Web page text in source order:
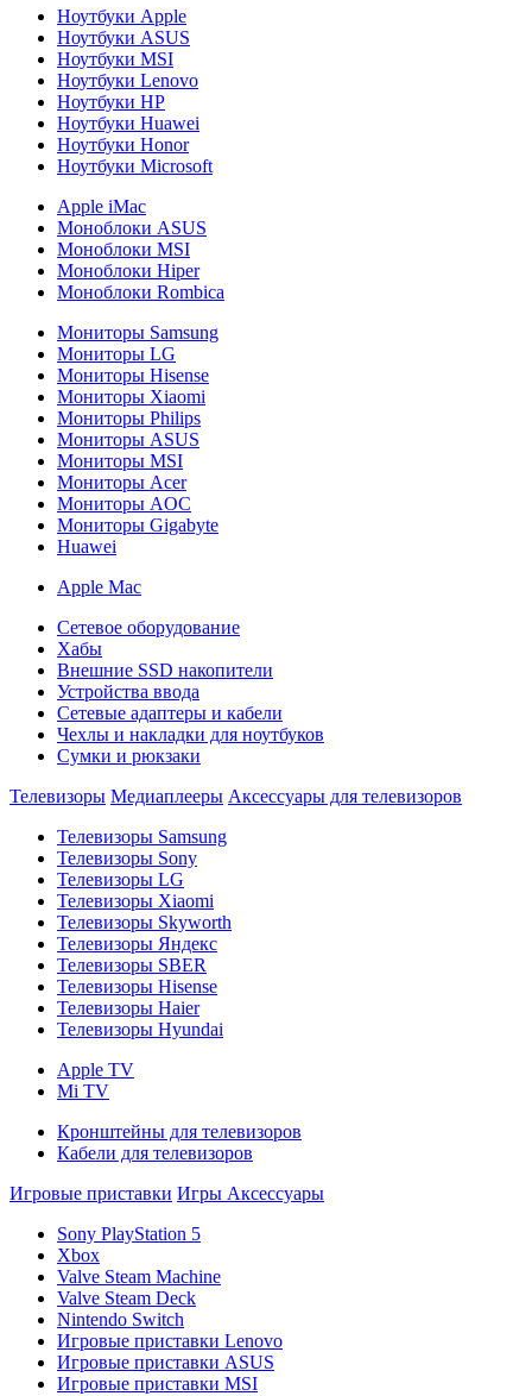
Ноутбуки Apple
Ноутбуки ASUS
Ноутбуки MSI
Ноутбуки Lenovo
Ноутбуки HP
Ноутбуки Huawei
Ноутбуки Honor
Ноутбуки Microsoft
Apple iMac
Моноблоки ASUS
Моноблоки MSI
Моноблоки Hiper
Моноблоки Rombica
Мониторы Samsung
Мониторы LG
Мониторы Hisense
Мониторы Xiaomi
Мониторы Philips
Мониторы ASUS
Мониторы MSI
Мониторы Acer
Мониторы AOC
Мониторы Gigabyte
Huawei
Apple Mac
Сетевое оборудование
Хабы
Внешние SSD накопители
Устройства ввода
Сетевые адаптеры и кабели
Чехлы и накладки для ноутбуков
Сумки и рюкзаки
Телевизоры Медиаплееры Аксессуары для телевизоров
Телевизоры Samsung
Телевизоры Sony
Телевизоры LG
Телевизоры Xiaomi
Телевизоры Skyworth
Телевизоры Яндекс
Телевизоры SBER
Телевизоры Hisense
Телевизоры Haier
Телевизоры Hyundai
Apple TV
Mi TV
Кронштейны для телевизоров
Кабели для телевизоров
Игровые приставки Игры Аксессуары
Sony PlayStation 5
Xbox
Valve Steam Machine
Valve Steam Deck
Nintendo Switch
Игровые приставки Lenovo
Игровые приставки ASUS
Игровые приставки MSI